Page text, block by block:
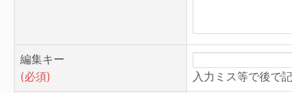
編集キー
(必須)
入力ミス等で後で